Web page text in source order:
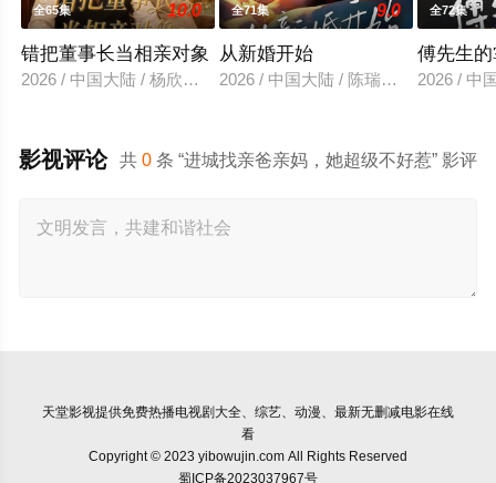
全65集 10.0
错把董事长当相亲对象
2026 / 中国大陆 / 杨欣芮＆滕林＆马治邦
全71集 9.0
从新婚开始
2026 / 中国大陆 / 陈瑞丰＆郑晨雨
全72集
傅先生
2026 / 中
共0 条 “进城找亲爸亲妈，她超级不好惹” 影评
影视评论
天堂影视提供免费热播电视剧大全、综艺、动漫、最新无删减电影在线
看
Copyright © 2023 yibowujin.com All Rights Reserved
蜀ICP备2023037967号